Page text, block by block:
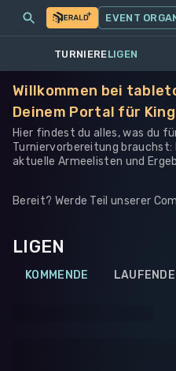
SPIEL·
MEINE
EVENT
TURNIERELIGEN
Willkommen bei
Deinem Portal für
Hier findest du alles, was du
Turniervorbereitung brauchst:
aktuelle Armeelisten und
Bereit? Werde Teil unserer
LIGEN
KOMMENDE LAUFENDE